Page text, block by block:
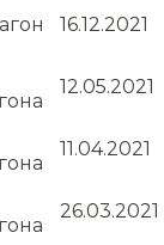
16.12.2021
12.05.2021
11.04.2021
26.03.2021